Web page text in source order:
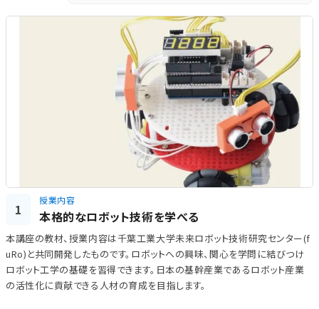
1
授業内容
本格的なロボット技術を学べる
本講座の教材、授業内容は千葉工業大学未来ロボット技術研究センター(f
uRo)と共同開発したものです。ロボットへの興味、関心を学問に結びつけ
ロボット工学の基礎を習得できます。日本の基幹産業であるロボット産業
の活性化に貢献できる人材の育成を目指します。